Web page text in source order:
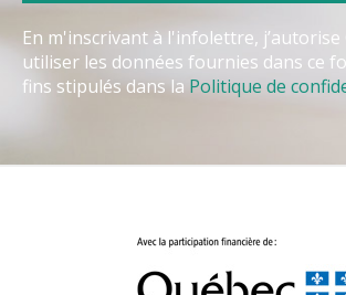
En m'inscrivant à l'infolettre, j’autorise
utiliser les données fournies dans ce
fins stipulés dans la Politique de